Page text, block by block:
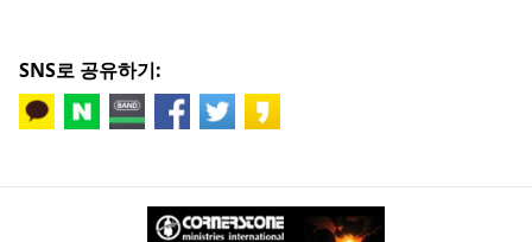
SNS로 공유하기: